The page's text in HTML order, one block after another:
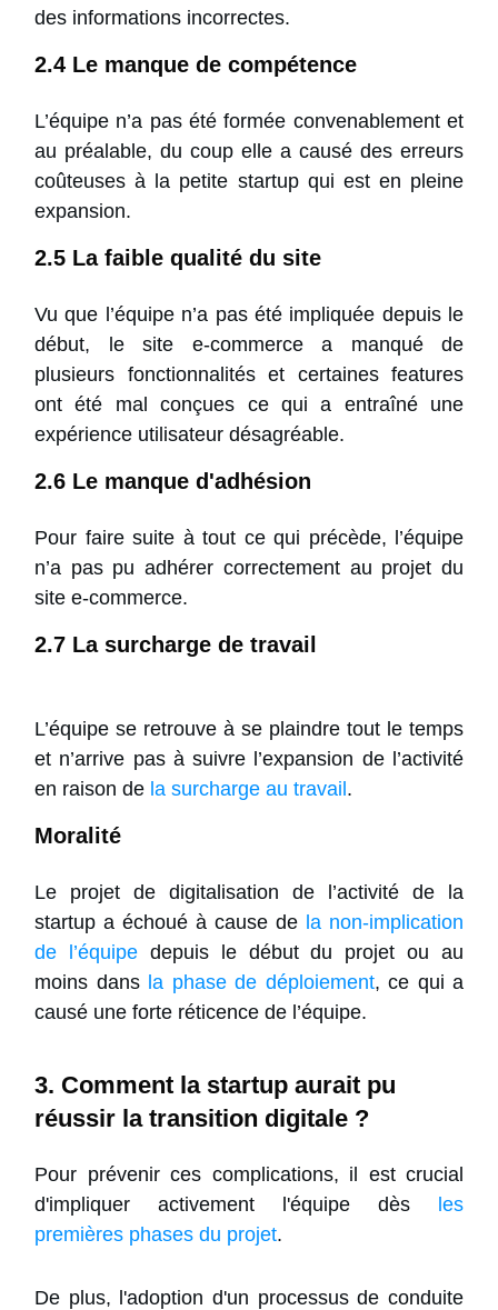
des informations incorrectes.
2.4 Le manque de compétence
L’équipe n’a pas été formée convenablement et
au préalable, du coup elle a causé des erreurs
coûteuses à la petite startup qui est en pleine
expansion.
2.5 La faible qualité du site
Vu que l’équipe n’a pas été impliquée depuis le
début, le site e-commerce a manqué de
plusieurs fonctionnalités et certaines features
ont été mal conçues ce qui a entraîné une
expérience utilisateur désagréable.
2.6 Le manque d'adhésion
Pour faire suite à tout ce qui précède, l’équipe
n’a pas pu adhérer correctement au projet du
site e-commerce.
2.7 La surcharge de travail
L’équipe se retrouve à se plaindre tout le temps
et n’arrive pas à suivre l’expansion de l’activité
en raison de la surcharge au travail .
Moralité
Le projet de digitalisation de l’activité de la
startup a échoué à cause de la non-implication
de l’équipedepuis le début du projet ou au
moins dans la phase de déploiement, ce qui a
causé une forte réticence de l’équipe.
3. Comment la startup aurait pu
réussir la transition digitale ?
Pour prévenir ces complications, il est crucial
d'impliquer activement l'équipe dès
les
premières phases du projet.
De plus, l'adoption d'un processus de conduite